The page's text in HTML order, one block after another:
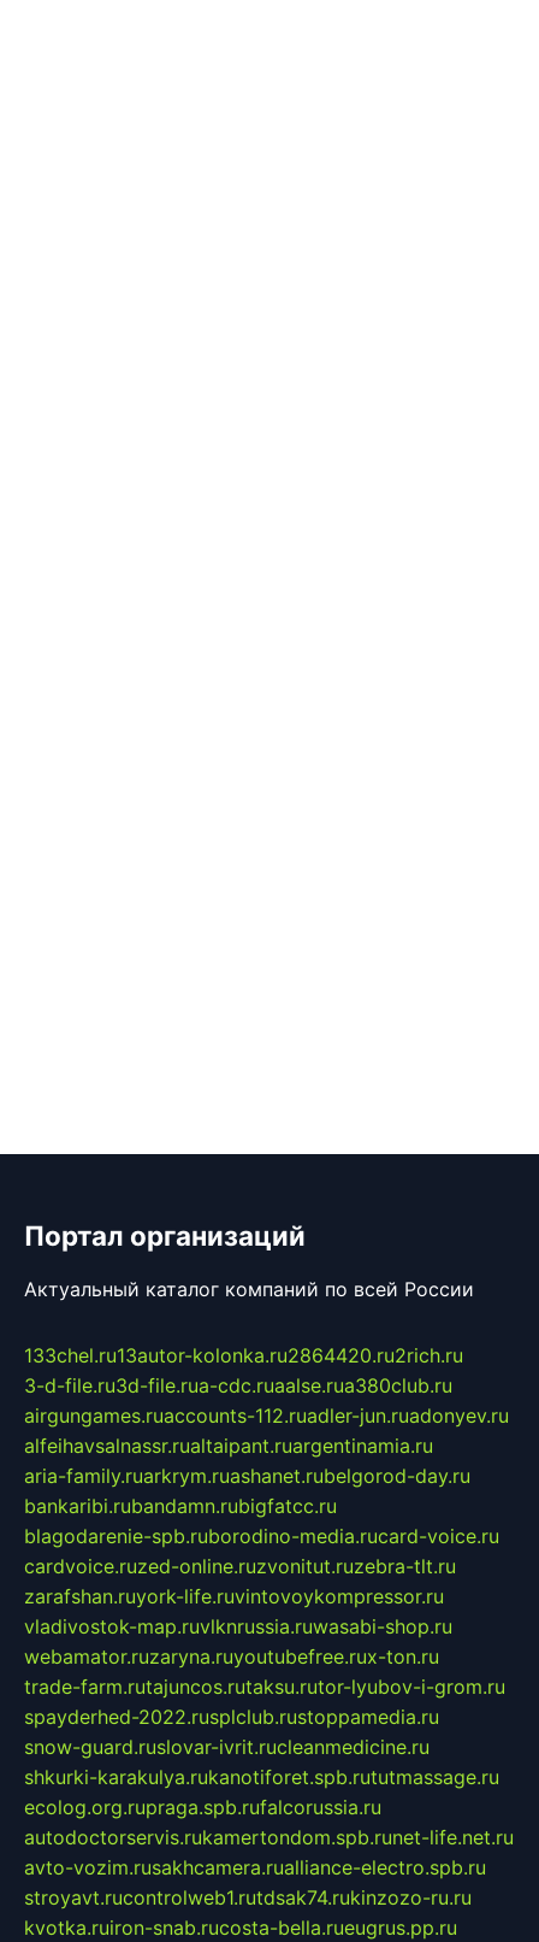
Портал организаций
Актуальный каталог компаний по всей России
133chel.ru13autor-kolonka.ru2864420.ru2rich.ru
3-d-file.ru3d-file.rua-cdc.ruaalse.rua380club.ru
airgungames.ruaccounts-112.ruadler-jun.ruadonyev.ru
alfeihavsalnassr.rualtaipant.ruargentinamia.ru
aria-family.ruarkrym.ruashanet.rubelgorod-day.ru
bankaribi.rubandamn.rubigfatcc.ru
blagodarenie-spb.ruborodino-media.rucard-voice.ru
cardvoice.ruzed-online.ruzvonitut.ruzebra-tlt.ru
zarafshan.ruyork-life.ruvintovoykompressor.ru
vladivostok-map.ruvlknrussia.ruwasabi-shop.ru
webamator.ruzaryna.ruyoutubefree.rux-ton.ru
trade-farm.rutajuncos.rutaksu.rutor-lyubov-i-grom.ru
spayderhed-2022.rusplclub.rustoppamedia.ru
snow-guard.ruslovar-ivrit.rucleanmedicine.ru
shkurki-karakulya.rukanotiforet.spb.rututmassage.ru
ecolog.org.rupraga.spb.rufalcorussia.ru
autodoctorservis.rukamertondom.spb.runet-life.net.ru
avto-vozim.rusakhcamera.rualliance-electro.spb.ru
stroyavt.rucontrolweb1.rutdsak74.rukinzozo-ru.ru
kvotka.ruiron-snab.rucosta-bella.rueugrus.pp.ru